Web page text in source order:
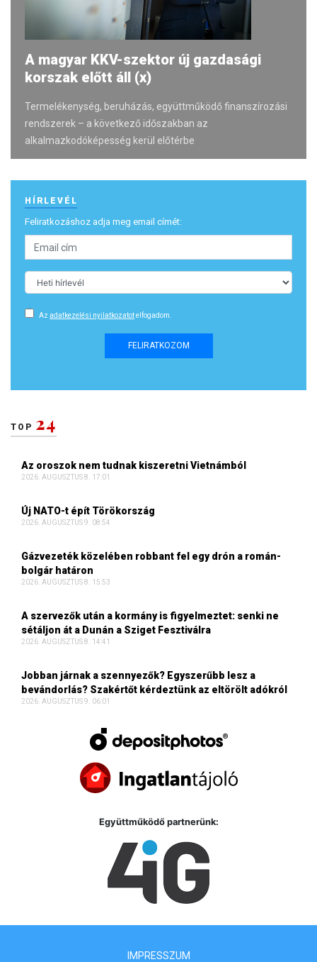
A magyar KKV-szektor új gazdasági
korszak előtt áll (x)
Termelékenység, beruházás, együttműködő finanszírozási
rendszerek – a következő időszakban az
alkalmazkodóképesség kerül előtérbe
HÍRLEVÉL
Feliratkozáshoz adja meg email címét:
Az adatkezelési nyilatkozatotelfogadom.
FELIRATKOZOM
TOP 24
Az oroszok nem tudnak kiszeretni Vietnámból
2026. AUGUSZTUS 8. 17:01
Új NATO-t épít Törökország
2026. AUGUSZTUS 9. 08:54
Gázvezeték közelében robbant fel egy drón a román-
bolgár határon
2026. AUGUSZTUS 8. 15:53
A szervezők után a kormány is figyelmeztet: senki ne
sétáljon át a Dunán a Sziget Fesztiválra
2026. AUGUSZTUS 8. 14:41
Jobban járnak a szennyezők? Egyszerűbb lesz a
bevándorlás? Szakértőt kérdeztünk az eltörölt adókról
2026. AUGUSZTUS 9. 06:01
Együttműködő partnerünk:
IMPRESSZUM